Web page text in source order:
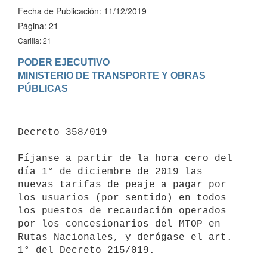
Fecha de Publicación: 11/12/2019
Página: 21
Carilla: 21
PODER EJECUTIVO
MINISTERIO DE TRANSPORTE Y OBRAS
Decreto 358/019
Fíjanse a partir de la hora cero del
día 1° de diciembre de 2019 las
nuevas tarifas de peaje a pagar por
los usuarios (por sentido) en todos
los puestos de recaudación operados
por los concesionarios del MTOP en
Rutas Nacionales, y derógase el art.
1° del Decreto 215/019.